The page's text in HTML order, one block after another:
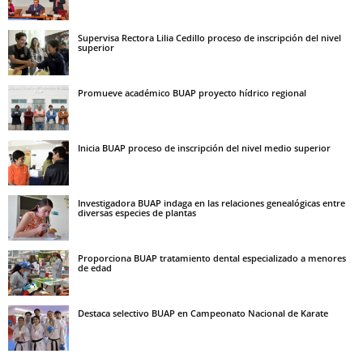
Supervisa Rectora Lilia Cedillo proceso de inscripción del nivel
superior
Promueve académico BUAP proyecto hídrico regional
Inicia BUAP proceso de inscripción del nivel medio superior
Investigadora BUAP indaga en las relaciones genealógicas entre
diversas especies de plantas
Proporciona BUAP tratamiento dental especializado a menores
de edad
Destaca selectivo BUAP en Campeonato Nacional de Karate